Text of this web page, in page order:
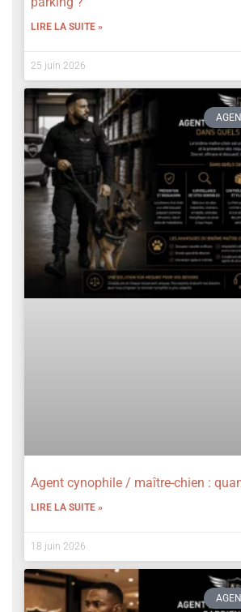
LIRE LA SUITE »
25 juin 2026
Agent cynophile / maître-chien :
LIRE LA SUITE »
18 juin 2026